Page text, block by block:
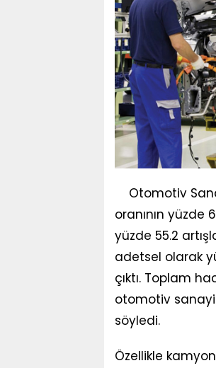
Otomotiv
oranının yüzde
yüzde 55.2
adetsel olarak
çıktı. Toplam
otomotiv
söyledi.
Özellikle